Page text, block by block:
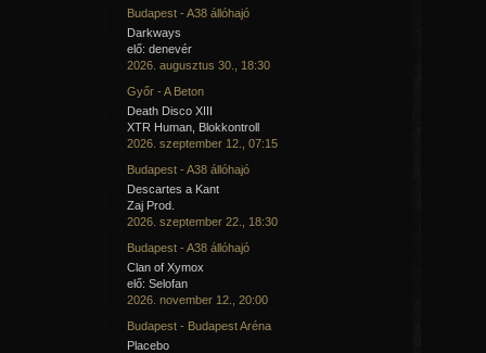
Budapest - A38 állóhajó
Darkways
elő: denevér
2026. augusztus 30., 18:30
Győr - A Beton
Death Disco XIII
XTR Human, Blokkontroll
2026. szeptember 12., 07:15
Budapest - A38 állóhajó
Descartes a Kant
Zaj Prod.
2026. szeptember 22., 18:30
Budapest - A38 állóhajó
Clan of Xymox
elő: Selofan
2026. november 12., 20:00
Budapest - Budapest Aréna
Placebo